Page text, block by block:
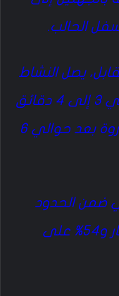
الحالب.
يصل النشاط
داخل الكلى إلى ذروته عند حوالي 3 إلى 4 دقائق
ثم ينقضي، ويصل إلى نصف الذروة بعد حوالي 6
ضمن الحدود
الطبيعية، بقياس 46% على اليسار و54% على